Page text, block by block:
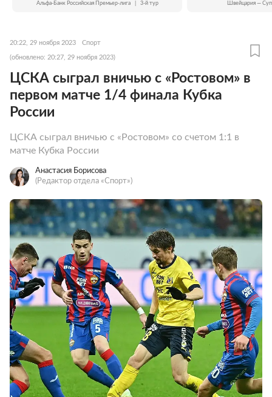
Альфа-Банк Российская Премьер-лига 3-й тур Швейцария —
20:22, 29 ноября 2023 Спорт
(обновлено: 20:27, 29 ноября 2023)
ЦСКА сыграл вничью с «Ростовом» в
первом матче 1/4 финала Кубка
России
ЦСКА сыграл вничью с «Ростовом» со счетом 1:1 в
матче Кубка России
Анастасия Борисова
(Редактор отдела «Спорт»)